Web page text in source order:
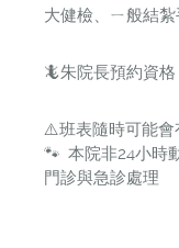
大健檢、ㄧ般結
🦎朱院長預約資
⚠️班表隨時可能會
🐾 本院非24小時
門診與急診處理